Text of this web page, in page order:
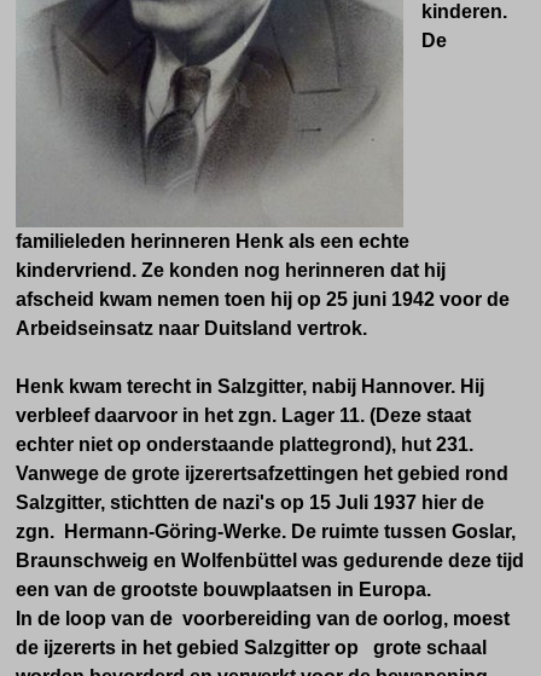
kinderen.
De
familieleden herinneren Henk als een echte
kindervriend. Ze konden nog herinneren dat hij
afscheid kwam nemen toen hij op 25 juni 1942 voor de
Arbeidseinsatz naar Duitsland vertrok.
Henk kwam terecht in Salzgitter, nabij Hannover. Hij
verbleef daarvoor in het zgn. Lager 11. (Deze staat
echter niet op onderstaande plattegrond), hut 231.
Vanwege de grote ijzerertsafzettingen het gebied rond
Salzgitter, stichtten de nazi's op 15 Juli 1937 hier de
zgn. Hermann-Göring-Werke. De ruimte tussen Goslar,
Braunschweig en Wolfenbüttel was gedurende deze tijd
een van de grootste bouwplaatsen in Europa.
In de loop van de voorbereiding van de oorlog, moest
de ijzererts in het gebied Salzgitter op grote schaal